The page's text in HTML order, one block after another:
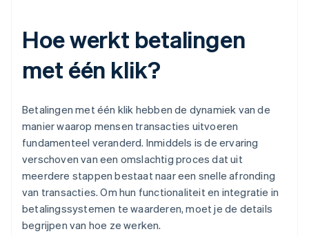
Hoe werkt betalingen
met één klik?
Betalingen met één klik hebben de dynamiek van de
manier waarop mensen transacties uitvoeren
fundamenteel veranderd. Inmiddels is de ervaring
verschoven van een omslachtig proces dat uit
meerdere stappen bestaat naar een snelle afronding
van transacties. Om hun functionaliteit en integratie in
betalingssystemen te waarderen, moet je de details
begrijpen van hoe ze werken.